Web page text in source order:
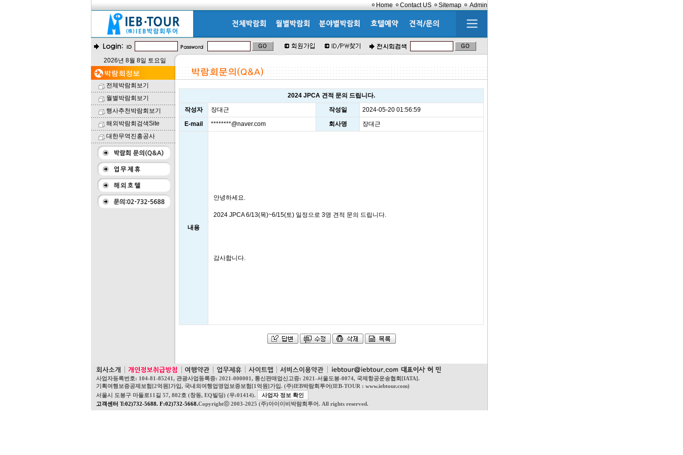
Home Contact US Sitemap Admin
2026년 8월 8일 토요일
전체박람회보기
월별박람회보기
행사추천박람회보기
해외박람회검색Site
대한무역진흥공사
2024 JPCA 견적 문의 드립니다.
작성자
장대근 작성일
2024-05-20 01:56:59
E-mail
********@naver.com 회사명 장대근
내용
안녕하세요.
2024 JPCA 6/13(목)~6/15(토) 일정으로 3명 견적 문의 드립니다.
감사합니다.
사업자등록번호: 104-81-85241, 관광사업등록증: 2021-000001, 통신판매업신고증: 2021-서울도봉-0074, 국제항공운송협회[IATA].
기획여행보증공제보험[2억원]가입, 국내외여행업영업보증보험[1억원]가입. (주)IEB박람회투어(IEB-TOUR : www.iebtour.com)
서울시 도봉구 마들로11길 57, 802호 (창동, EQ빌딩) (우:01414).
사업자 정보 확인
고객센터 T:02)732-5688. F:02)732-5668.Copyrightⓒ 2003-2025 (주)아이이비박람회투어. All rights reserved.